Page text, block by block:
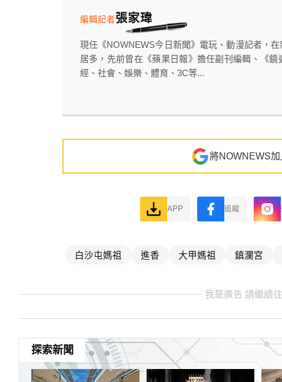
張家瑋
編輯記者
現任《NOWNEWS今日新聞》電玩、動漫記者，
居多，先前曾在《蘋果日報》擔任副刊編輯、《
經、社會、娛樂、體育、3C等...
將NOWNEWS
APP 追蹤
白沙屯媽祖 進香 大甲媽祖 鎮瀾宮
我是廣告 請繼續
探索新聞